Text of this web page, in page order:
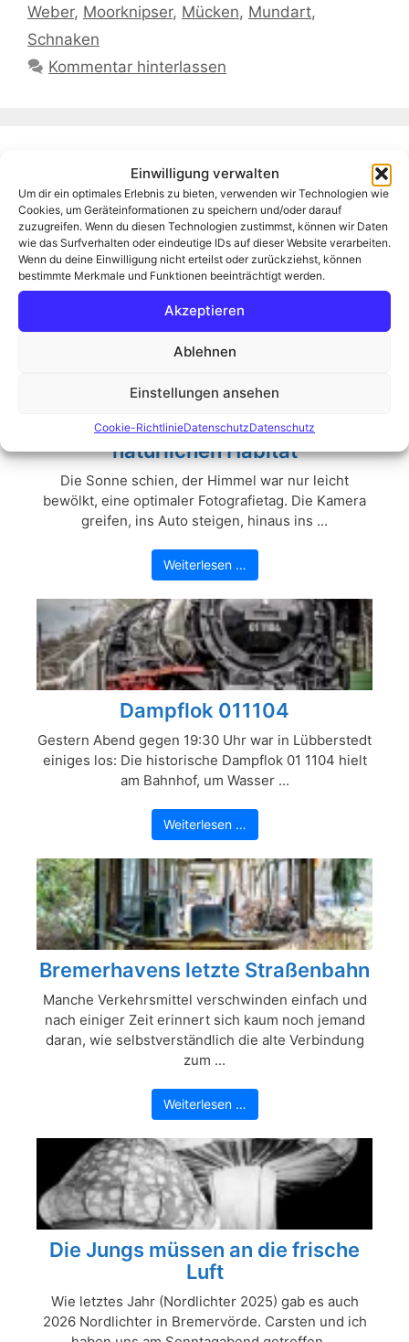
Einwilligung verwalten
Um dir ein optimales Erlebnis zu bieten, verwenden wir Technologien wie
Cookies, um Geräteinformationen zu speichern und/oder darauf
zuzugreifen. Wenn du diesen Technologien zustimmst, können wir Daten
wie das Surfverhalten oder eindeutige IDs auf dieser Website verarbeiten.
Wenn du deine Einwilligung nicht erteilst oder zurückziehst, können
bestimmte Merkmale und Funktionen beeinträchtigt werden.
Akzeptieren
Ablehnen
Einstellungen ansehen
Cookie-RichtlinieDatenschutzDatenschutz
Weber, Moorknipser, Mücken, Mundart,
Schnaken
Kommentar hinterlassen
Der Moorknipser in seinem
natürlichen Habitat
Die Sonne schien, der Himmel war nur leicht
bewölkt, eine optimaler Fotografietag. Die Kamera
greifen, ins Auto steigen, hinaus ins ...
Weiterlesen …
Dampflok 011104
Gestern Abend gegen 19:30 Uhr war in Lübberstedt
einiges los: Die historische Dampflok 01 1104 hielt
am Bahnhof, um Wasser ...
Weiterlesen …
Bremerhavens letzte Straßenbahn
Manche Verkehrsmittel verschwinden einfach und
nach einiger Zeit erinnert sich kaum noch jemand
daran, wie selbstverständlich die alte Verbindung
zum ...
Weiterlesen …
Die Jungs müssen an die frische
Luft
Wie letztes Jahr (Nordlichter 2025) gab es auch
2026 Nordlichter in Bremervörde. Carsten und ich